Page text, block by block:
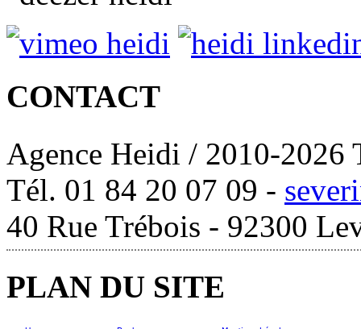
CONTACT
Agence Heidi / 2010-2026
Tél. 01 84 20 07 09 -
40 Rue Trébois - 92300
PLAN DU SITE